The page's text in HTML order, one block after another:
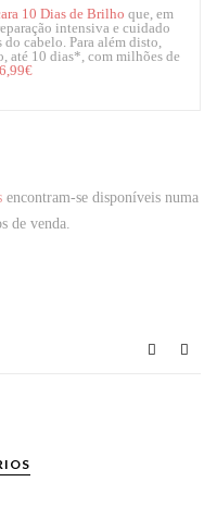
10 Dias de Brilho que, em
intensiva e cuidado
cabelo. Para além disto,
até 10 dias*, com milhões de
6,99€
encontram-se disponíveis numa
de venda.